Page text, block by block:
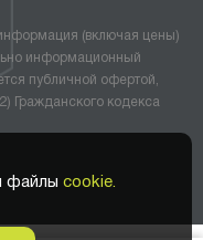
файлы cookie.
(включая цены)
информационный
публичной офертой,
Гражданского кодекса